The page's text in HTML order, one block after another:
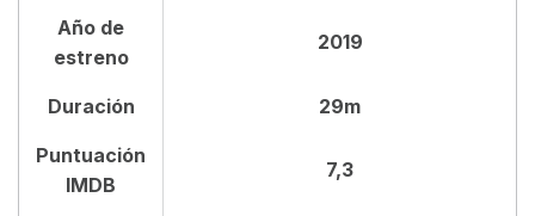
Leticia Dolera en Vida Perfecta
Crítica de la serie Vida Perfecta
Año de
estreno
2019
Duración 29m
Puntuación
IMDB
7,3